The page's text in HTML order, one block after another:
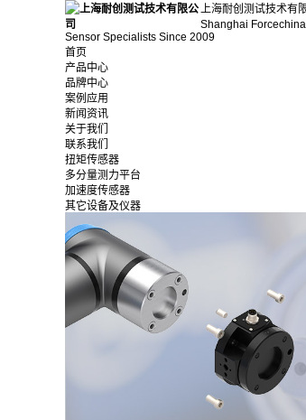
上海耐创测试技术有
Shanghai
Sensor Specialists Since 2009
首页
产品中心
品牌中心
案例应用
新闻资讯
关于我们
联系我们
扭矩传感器
多分量测力平台
加速度传感器
其它设备及仪器